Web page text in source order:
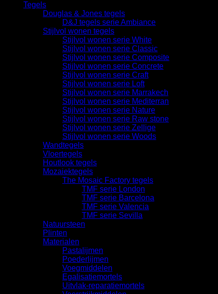
Tegels
Douglas & Jones tegels
D&J tegels serie Ambiance
Stijlvol wonen tegels
Stijlvol wonen serie White
Stijlvol wonen serie Classic
Stijlvol wonen serie Composite
Stijlvol wonen serie Concrete
Stijlvol wonen serie Craft
Stijlvol wonen serie Loft
Stijlvol wonen serie Marrakech
Stijlvol wonen serie Mediterran
Stijlvol wonen serie Nature
Stijlvol wonen serie Raw stone
Stijlvol wonen serie Zellige
Stijlvol wonen serie Woods
Wandtegels
Vloertegels
Houtlook tegels
Mozaiektegels
The Mosaic Factory tegels
TMF serie London
TMF serie Barcelona
TMF serie Valencia
TMF serie Sevilla
Natuursteen
Plinten
Materialen
Pastalijmen
Poederlijmen
Voegmiddelen
Egalisatiemortels
Uitvlak-reparatiemortels